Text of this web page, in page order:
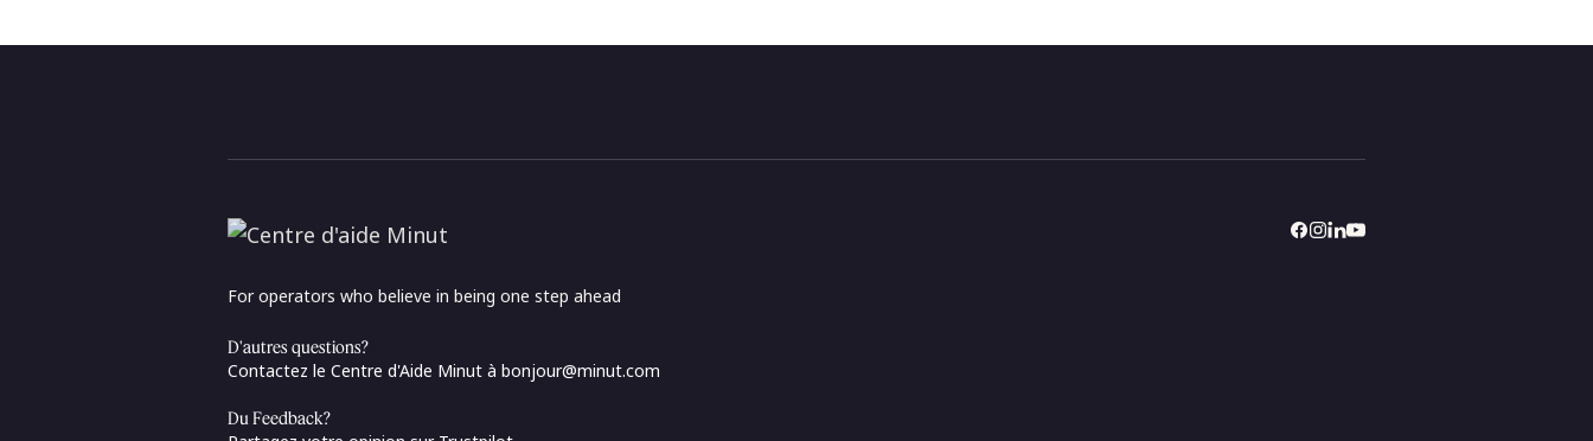
For operators who believe in being one step ahead
D'autres questions?
Contactez le Centre d'Aide Minut à bonjour@minut.com
Du Feedback?